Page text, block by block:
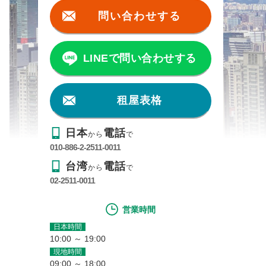
問い合わせする
LINEで問い合わせする
租屋表格
日本から 電話で
010-886-2-2511-0011
台湾から 電話で
02-2511-0011
営業時間
日本時間
10:00 ～ 19:00
現地時間
09:00 ～ 18:00